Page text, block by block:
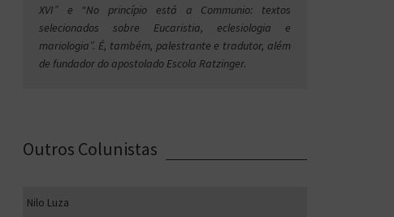
XVI” e “No princípio está a Communio: textos
selecionados sobre Eucaristia, eclesiologia e
mariologia”. É, também, palestrante e tradutor, além
de fundador do apostolado Escola Ratzinger.
Outros Colunistas
Nilo Luza